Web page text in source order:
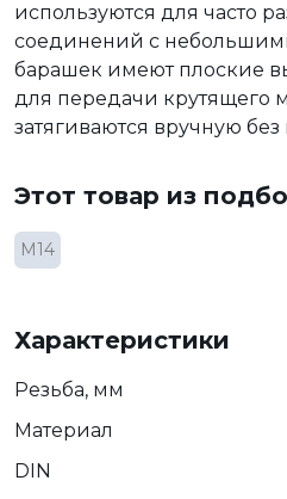
используются для часто
соединений с
барашек имеют плоские
для передачи крутящего
затягиваются вручную без
Этот товар из
М14
Характеристики
Резьба, мм
Материал
DIN